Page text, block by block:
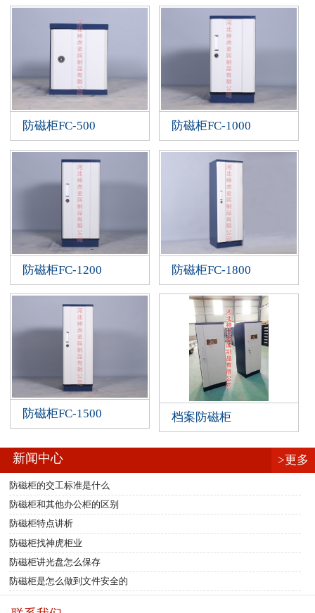
防磁柜FC-500 防磁柜FC-1000
防磁柜FC-1200 防磁柜FC-1800
防磁柜FC-1500 档案防磁柜
新闻中心 >更多
防磁柜的交工标准是什么
防磁柜和其他办公柜的区别
防磁柜特点讲析
防磁柜找神虎柜业
防磁柜讲光盘怎么保存
防磁柜是怎么做到文件安全的